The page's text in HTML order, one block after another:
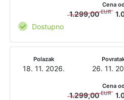
Dostupno
Cena
1.299,00EUR
Polazak
18. 11. 2026. 26. 11.
Cena
1.299,00EUR